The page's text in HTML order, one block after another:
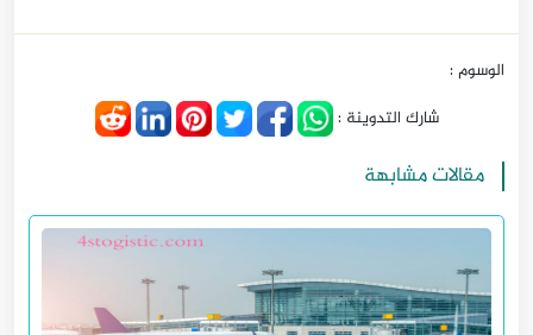
الوسوم :
شارك التدوينة :
مقالات مشابهة